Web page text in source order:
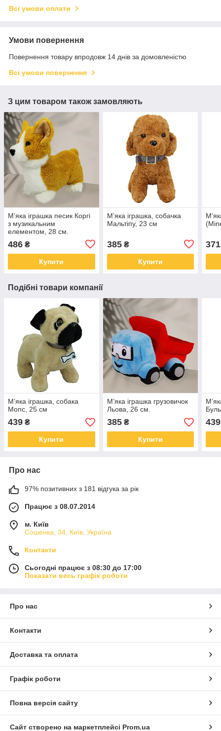
Всі умови оплати
Умови повернення
Повернення товару впродовж 14 днів за домовленістю
Всі умови повернення
З цим товаром також замовляють
М’яка іграшка песик Коргі
з музикальним
елементом, 28 см.
486 ₴
Купити
М’яка іграшка, собачка
Мальтіпу, 23 см
385₴
Купити
371
Подібні товари компанії
М’яка іграшка, собака
Мопс, 25 см
439 ₴
Купити
М’яка іграшка грузовичок
Льова, 26 см.
385₴
Купити
439
Про нас
97% позитивних з 181 відгука за рік
Працює з 08.07.2014
м. Київ
Сошенка, 34, Київ, Україна
Контакти
Сьогодні працює з 08:30 до 17:00
Показати весь графік роботи
Про нас
Контакти
Доставка та оплата
Графік роботи
Повна версія сайту
Сайт створено на маркетплейсі Prom.ua